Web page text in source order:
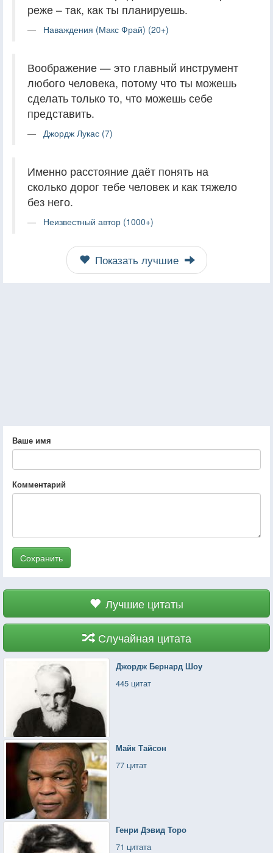
реже – так, как ты планируешь.
Наваждения (Макс Фрай) (20+)
Воображение — это главный инструмент
любого человека, потому что ты можешь
сделать только то, что можешь себе
представить.
Джордж Лукас (7)
Именно расстояние даёт понять на
сколько дорог тебе человек и как тяжело
без него.
Неизвестный автор (1000+)
Показать лучшие
Ваше имя
Комментарий
Сохранить
Лучшие цитаты
Случайная цитата
Джордж Бернард Шоу
445 цитат
Майк Тайсон
77 цитат
Генри Дэвид Торо
71 цитата